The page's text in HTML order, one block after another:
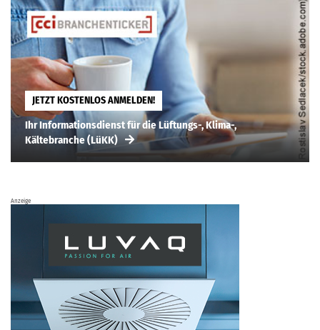
JETZT KOSTENLOS ANMELDEN!
Ihr Informationsdienst für die Lüftungs-, Klima-,
Kältebranche (LüKK)
Anzeige